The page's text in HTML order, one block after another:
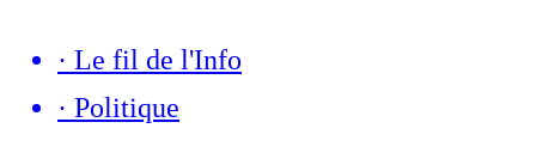
· Le fil de l'Info
· Politique